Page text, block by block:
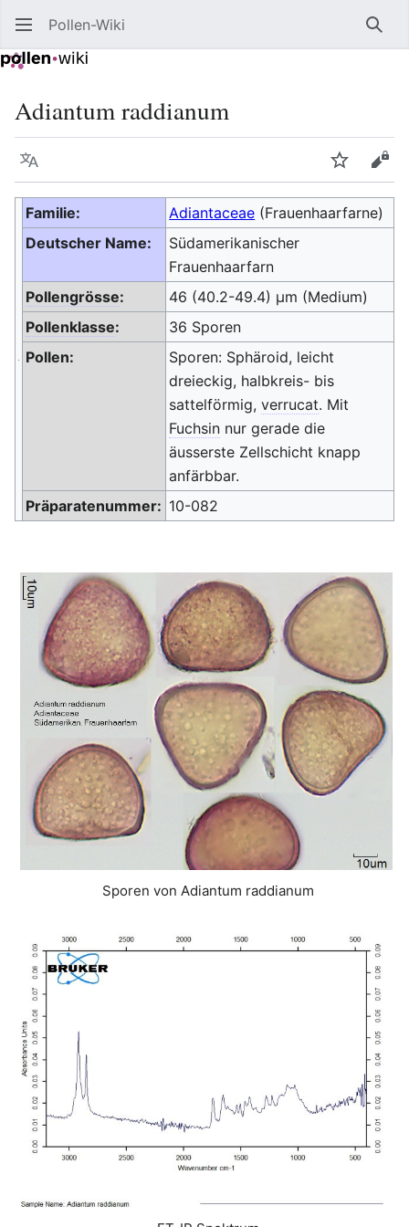
Pollen-Wiki
Adiantum raddianum
Sprache
Familie: Adiantaceae (Frauenhaarfarne)
Deutscher Name:
Südamerikanischer
Frauenhaarfarn
Pollengrösse:
46 (40.2-49.4) μm (Medium)
Pollenklasse:
36 Sporen
Pollen:
Sporen: Sphäroid, leicht
dreieckig, halbkreis- bis
sattelförmig,verrucat. Mit
Fuchsin nur gerade die
äusserste Zellschicht knapp
anfärbbar.
Präparatenummer: 10-082
Sporen von Adiantum raddianum